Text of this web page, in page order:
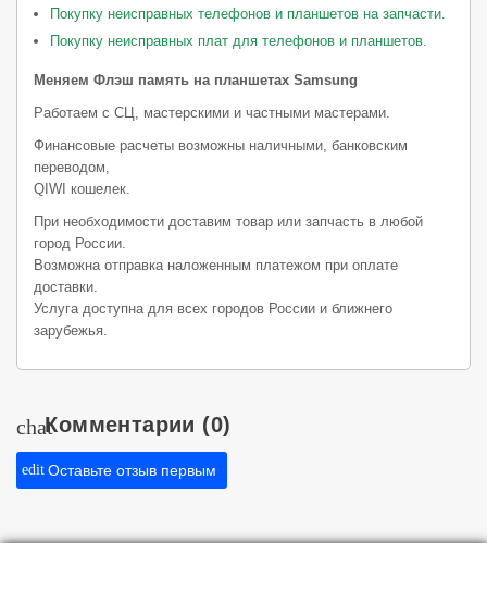
Покупку неисправных телефонов и планшетов на запчасти.
Покупку неисправных плат для телефонов и планшетов.
Меняем Флэш память на планшетах Samsung
Работаем с СЦ, мастерскими и частными мастерами.
Финансовые расчеты возможны наличными, банковским
переводом,
QIWI кошелек.
При необходимости доставим товар или запчасть в любой
город России.
Возможна отправка наложенным платежом при оплате
доставки.
Услуга доступна для всех городов России и ближнего
зарубежья.
chatКомментарии (0)
edit Оставьте отзыв первым